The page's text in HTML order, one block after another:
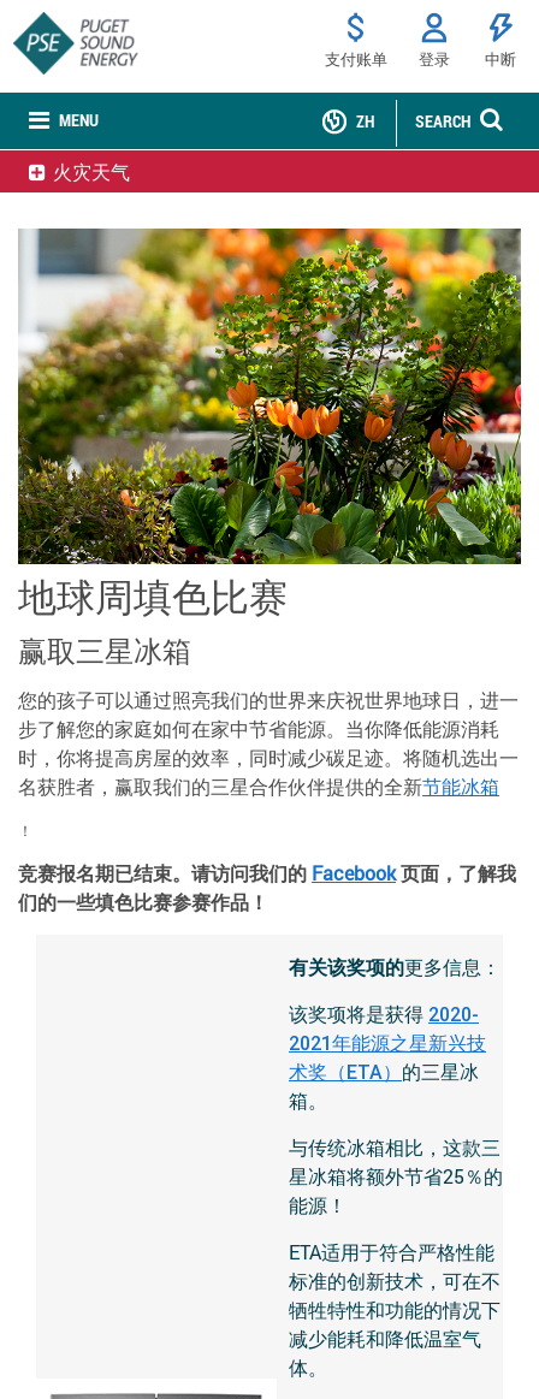
MENU
支付账单 登录 中断
SEARCH
ZH
火灾天气
地球周填色比赛
赢取三星冰箱
您的孩子可以通过照亮我们的世界来庆祝世界地球日，进一
步了解您的家庭如何在家中节省能源。当你降低能源消耗
时，你将提高房屋的效率，同时减少碳足迹。将随机选出一
名获胜者，赢取我们的三星合作伙伴提供的全新节能冰箱
！
竞赛报名期已结束。请访问我们的 Facebook页面，了解我
们的一些填色比赛参赛作品！
有关该奖项的更多信息：
该奖项将是获得 2020-
2021年能源之星新兴技
术奖（ETA） 的三星冰
箱。
与传统冰箱相比，这款三
星冰箱将额外节省25％的
能源！
ETA适用于符合严格性能
标准的创新技术，可在不
牺牲特性和功能的情况下
减少能耗和降低温室气
体。